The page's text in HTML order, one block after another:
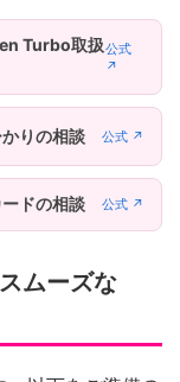
Turbo取扱公式
↗
りの相談 公式 ↗
ドの相談 公式 ↗
ムーズな